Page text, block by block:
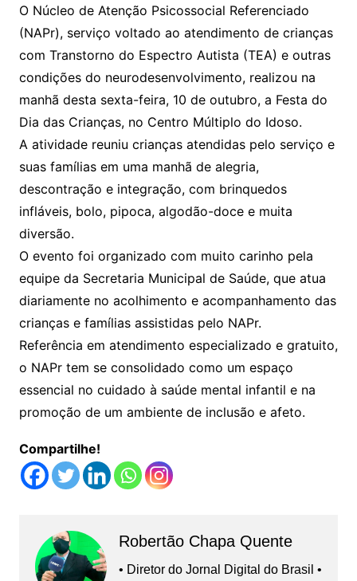
O Núcleo de Atenção Psicossocial Referenciado
(NAPr), serviço voltado ao atendimento de crianças
com Transtorno do Espectro Autista (TEA) e outras
condições do neurodesenvolvimento, realizou na
manhã desta sexta-feira, 10 de outubro, a Festa do
Dia das Crianças, no Centro Múltiplo do Idoso.
A atividade reuniu crianças atendidas pelo serviço e
suas famílias em uma manhã de alegria,
descontração e integração, com brinquedos
infláveis, bolo, pipoca, algodão-doce e muita
diversão.
O evento foi organizado com muito carinho pela
equipe da Secretaria Municipal de Saúde, que atua
diariamente no acolhimento e acompanhamento das
crianças e famílias assistidas pelo NAPr.
Referência em atendimento especializado e gratuito,
o NAPr tem se consolidado como um espaço
essencial no cuidado à saúde mental infantil e na
promoção de um ambiente de inclusão e afeto.
Compartilhe!
Robertão Chapa Quente
• Diretor do Jornal Digital do Brasil •